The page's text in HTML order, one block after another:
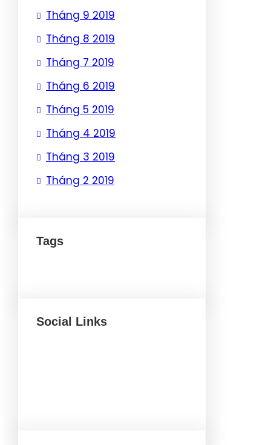
Tháng 9 2019
Tháng 8 2019
Tháng 7 2019
Tháng 6 2019
Tháng 5 2019
Tháng 4 2019
Tháng 3 2019
Tháng 2 2019
Tags
Social Links